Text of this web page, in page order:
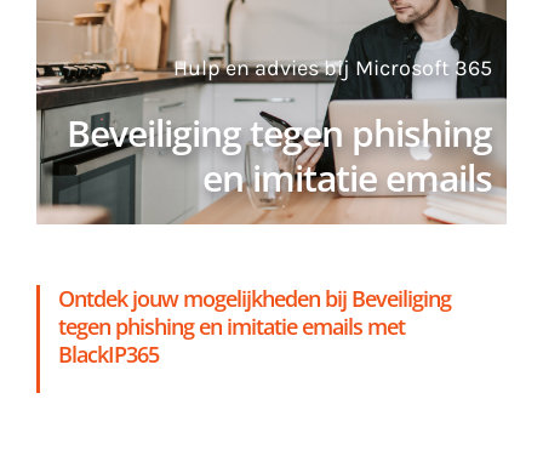
Gratis Proefperiode
Hulp en advies bij Microsoft 365
Beveiliging tegen phishing
en imitatie emails
Ontdek jouw mogelijkheden bij Beveiliging
tegen phishing en imitatie emails met
BlackIP365